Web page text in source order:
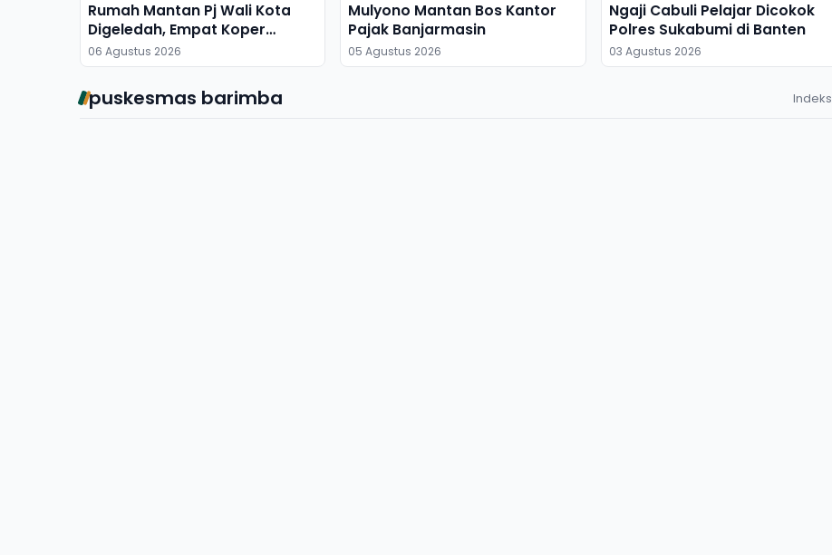
Rumah Mantan Pj Wali Kota
Digeledah, Empat Koper
Dibawa
06 Agustus 2026
Mulyono Mantan Bos Kantor
Pajak Banjarmasin
05 Agustus 2026
Ngaji Cabuli Pelajar Dicokok
Polres Sukabumi di Banten
03 Agustus 2026
puskesmas barimba Indeks